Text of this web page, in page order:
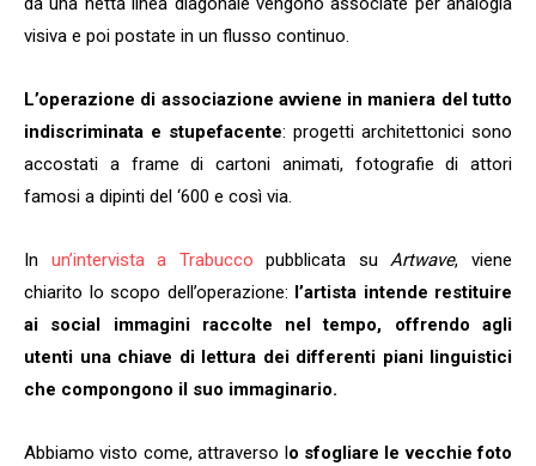
visiva e poi postate in un flusso continuo.
L’operazione di associazione avviene in maniera del tutto
indiscriminata e stupefacente: progetti architettonici sono
accostati a frame di cartoni animati, fotografie di attori
famosi a dipinti del ‘600 e così via.
In un’intervista a Trabucco pubblicata suArtwave, viene
chiarito lo scopo dell’operazione: l’artista intende restituire
ai social immagini raccolte nel tempo, offrendo agli
utenti una chiave di lettura dei differenti piani linguistici
che compongono il suo immaginario.
Abbiamo visto come, attraverso lo sfogliare le vecchie foto